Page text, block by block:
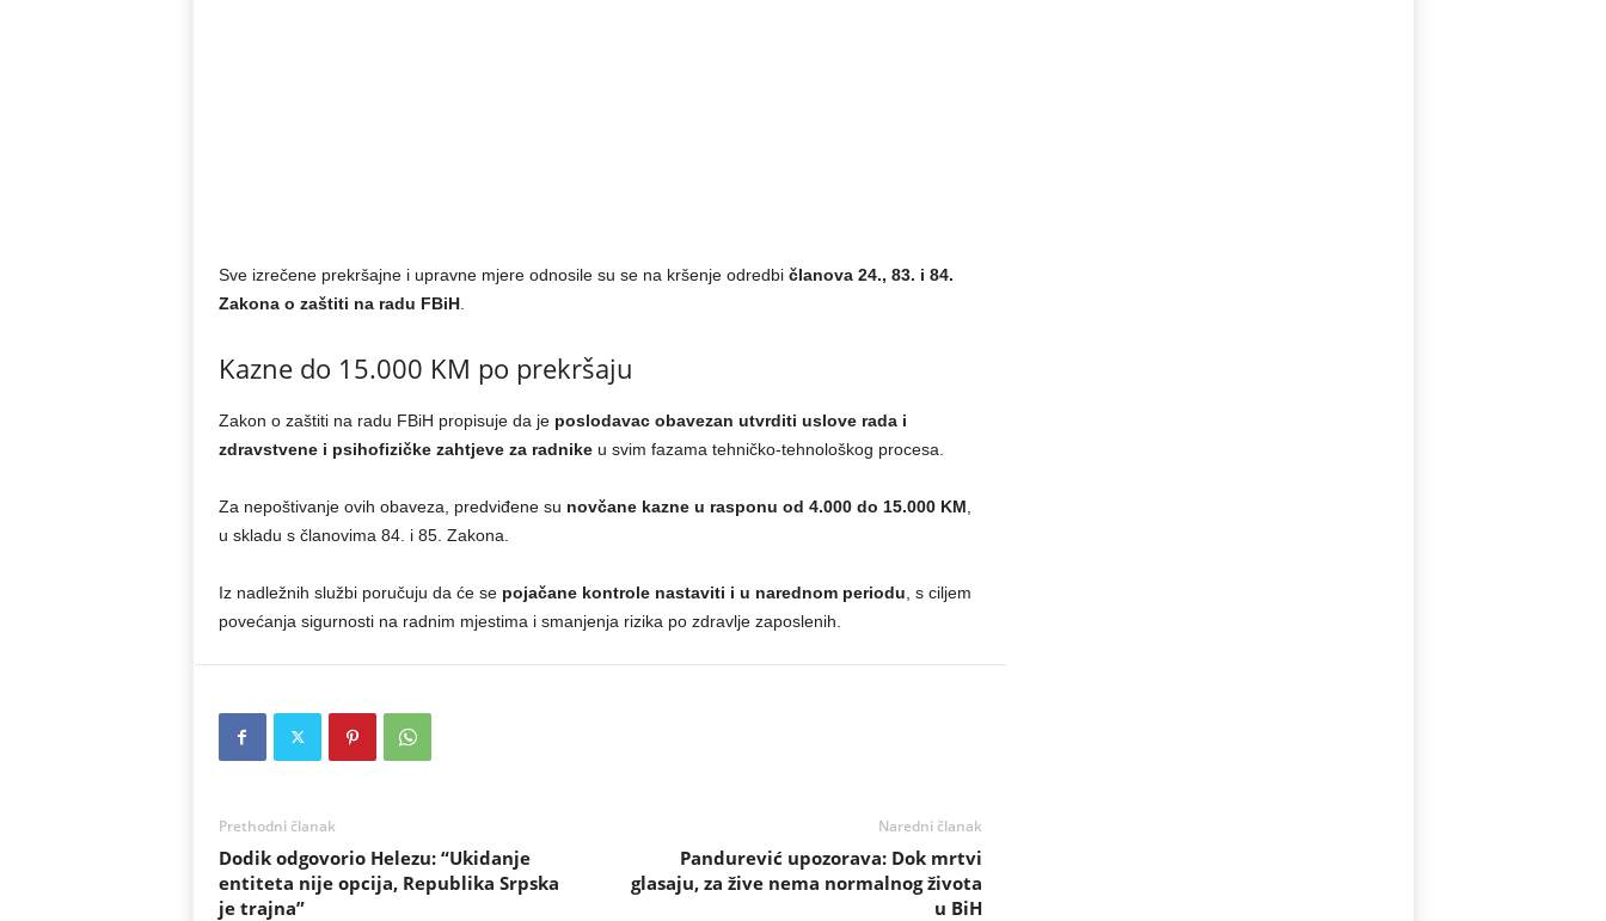
Sve izrečene prekršajne i upravne mjere odnosile su se na kršenje odredbi članova 24., 83. i 84.
Zakona o zaštiti na radu FBiH.
Kazne do 15.000 KM po prekršaju
Zakon o zaštiti na radu FBiH propisuje da je poslodavac obavezan utvrditi uslove rada i
zdravstvene i psihofizičke zahtjeve za radnikeu svim fazama tehničko-tehnološkog procesa.
Za nepoštivanje ovih obaveza, predviđene su novčane kazne u rasponu od 4.000 do 15.000 KM
u skladu s članovima 84. i 85. Zakona.
Iz nadležnih službi poručuju da će se pojačane kontrole nastaviti i u narednom periodu , s ciljem
povećanja sigurnosti na radnim mjestima i smanjenja rizika po zdravlje zaposlenih.
Prethodni članak
Dodik odgovorio Helezu: “Ukidanje
entiteta nije opcija, Republika Srpska
je trajna”
Naredni članak
Pandurević upozorava: Dok mrtvi
glasaju, za žive nema normalnog života
u BiH